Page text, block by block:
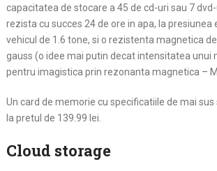
capacitatea de stocare a 45 de cd-uri sau 7
rezista cu succes 24 de ore in apa, la presiunea
vehicul de 1.6 tone, si o rezistenta magnetica
gauss (o idee mai putin decat intensitatea unui
pentru imagistica prin rezonanta magnetica –
Un card de memorie cu specificatiile de mai sus
la pretul de 139.99 lei.
Cloud storage